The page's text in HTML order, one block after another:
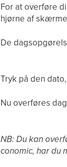
For at overføre
hjørne af
De
Tryk på den
Nu overføres
NB: Du kan
conomic, har du